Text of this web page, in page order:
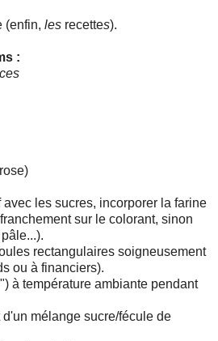
(enfin, les recettes).
:
les sucres, incorporer la farine
sur le colorant, sinon
rectangulaires soigneusement
ou à financiers).
à température ambiante pendant
mélange sucre/fécule de